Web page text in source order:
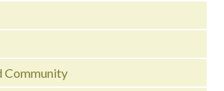
Community